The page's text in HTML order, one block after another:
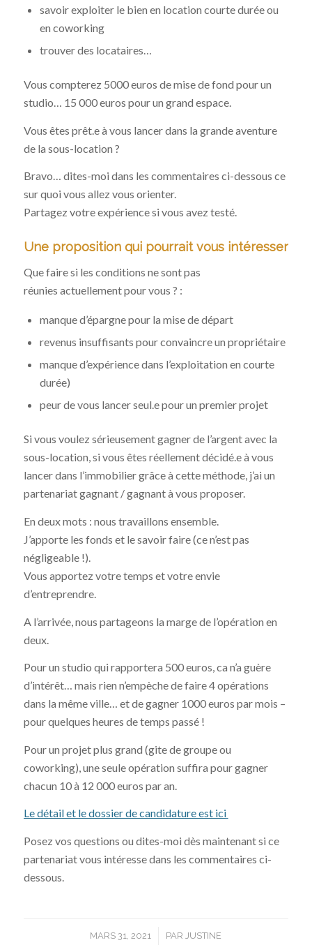
savoir exploiter le bien en location courte durée ou
en coworking
trouver des locataires…
Vous compterez 5000 euros de mise de fond pour un
studio… 15 000 euros pour un grand espace.
Vous êtes prêt.e à vous lancer dans la grande aventure
de la sous-location ?
Bravo… dites-moi dans les commentaires ci-dessous ce
sur quoi vous allez vous orienter.
Partagez votre expérience si vous avez testé.
Une proposition qui pourrait vous intéresser
Que faire si les conditions ne sont pas
réunies actuellement pour vous ? :
manque d’épargne pour la mise de départ
revenus insuffisants pour convaincre un propriétaire
manque d’expérience dans l’exploitation en courte
durée)
peur de vous lancer seul.e pour un premier projet
Si vous voulez sérieusement gagner de l’argent avec la
sous-location, si vous êtes réellement décidé.e à vous
lancer dans l’immobilier grâce à cette méthode, j’ai un
partenariat gagnant / gagnant à vous proposer.
En deux mots : nous travaillons ensemble.
J’apporte les fonds et le savoir faire (ce n’est pas
négligeable !).
Vous apportez votre temps et votre envie
d’entreprendre.
A l’arrivée, nous partageons la marge de l’opération en
deux.
Pour un studio qui rapportera 500 euros, ca n’a guère
d’intérêt… mais rien n’empèche de faire 4 opérations
dans la même ville… et de gagner 1000 euros par mois –
pour quelques heures de temps passé !
Pour un projet plus grand (gite de groupe ou
coworking), une seule opération suffira pour gagner
chacun 10 à 12 000 euros par an.
Le détail et le dossier de candidature est ici
Posez vos questions ou dites-moi dès maintenant si ce
partenariat vous intéresse dans les commentaires ci-
dessous.
MARS 31, 2021
/ PAR JUSTINE